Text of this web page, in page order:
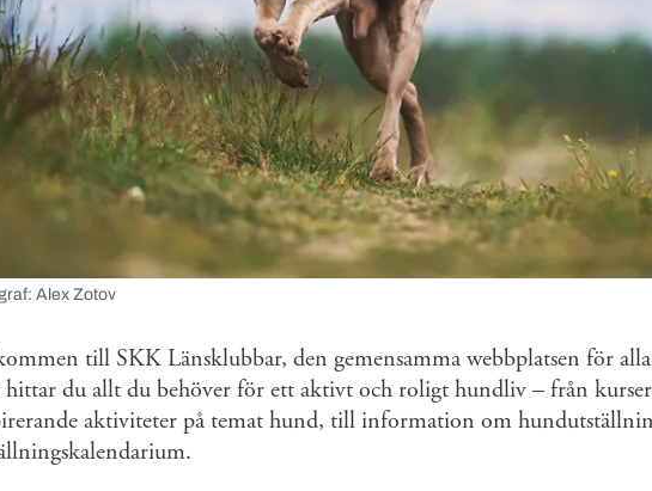
Alex Zotov
till SKK Länsklubbar, den gemensamma webbplatsen för
du allt du behöver för ett aktivt och roligt hundliv – från
aktiviteter på temat hund, till information om